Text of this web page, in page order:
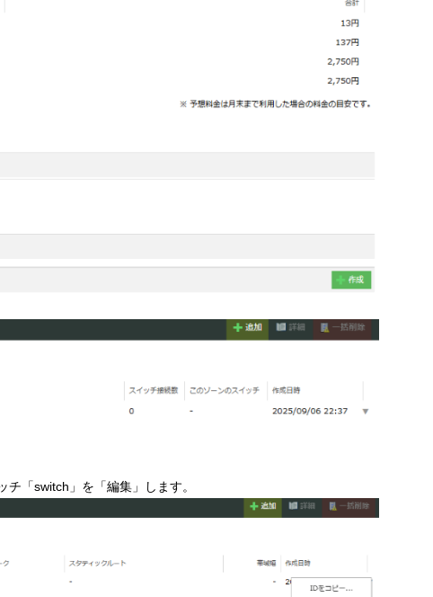
「switch」を「編集」します。